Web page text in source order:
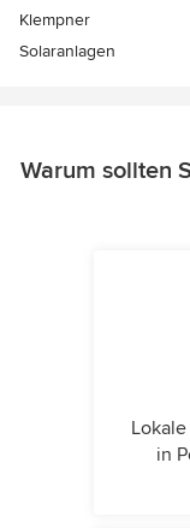
Klempner
Solaranlagen
Warum sollten
in